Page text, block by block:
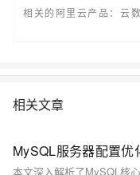
相关的阿里云产品：云
RDS（Relational
相关文章
MySQL服务器配置优